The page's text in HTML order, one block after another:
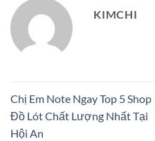
KIMCHI
Chị Em Note Ngay Top 5 Shop
Đồ Lót Chất Lượng Nhất Tại
Hội An